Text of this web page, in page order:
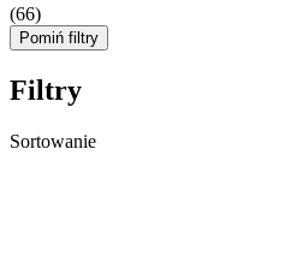
(66)
Pomiń filtry
Filtry
Sortowanie